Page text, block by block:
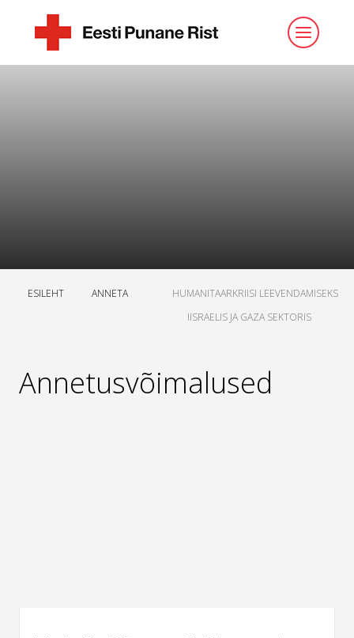
ESILEHT ANNETA
HUMANITAARKRIISI LEEVENDAMISEKS
IISRAELIS JA GAZA SEKTORIS
Annetusvõimalused